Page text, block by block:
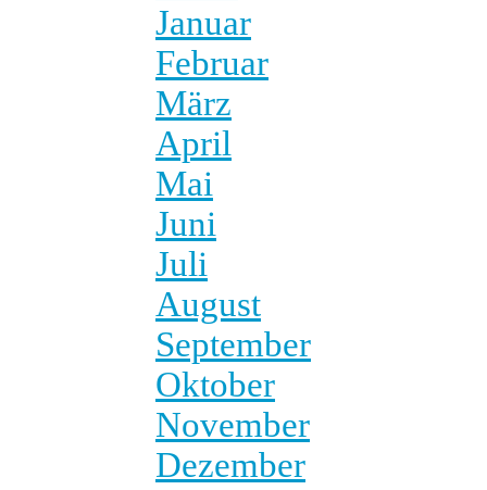
Januar
Februar
März
April
Mai
Juni
Juli
August
September
Oktober
November
Dezember